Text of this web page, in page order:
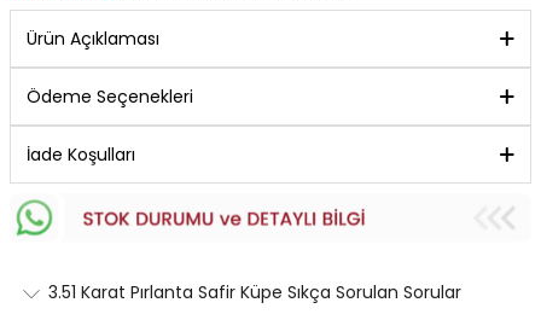
Ürün Açıklaması
Ödeme Seçenekleri
İade Koşulları
3.51 Karat Pırlanta Safir Küpe Sıkça Sorulan Sorular